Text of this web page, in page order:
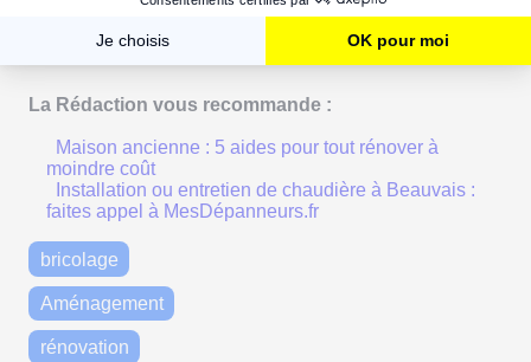
Une bonneadresse à partager sur Beauvais ? N'hésitez
pas à la divulguer dans nos commentaires !
La Rédaction vous recommande :
Maison ancienne : 5 aides pour tout rénover à
moindre coût
Installation ou entretien de chaudière à Beauvais :
faites appel à MesDépanneurs.fr
bricolage
Aménagement
rénovation